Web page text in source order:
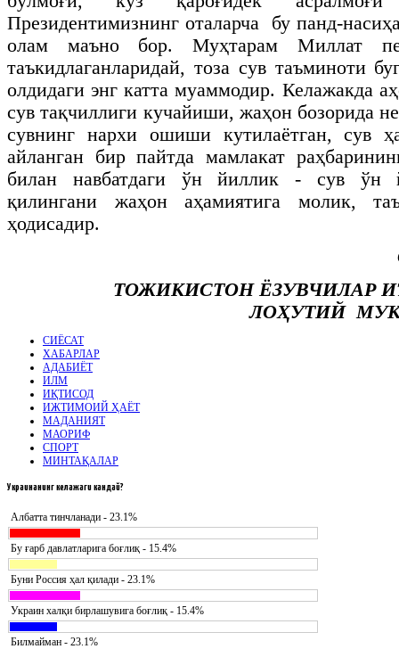
Президентимизнинг оталарча бу панд-
олам маъно бор. Муҳтарам Миллат
таъкидлаганларидай, тоза сув таъминоти
олдидаги энг катта муаммодир. Келажакда
сув тақчиллиги кучайиши, жаҳон бозорида
сувнинг нархи ошиши кутилаётган, сув
айланган бир пайтда мамлакат
билан навбатдаги ўн йиллик - сув ўн
қилингани жаҳон аҳамиятига молик,
ҳодисадир.
ТОЖИКИСТОН ЁЗУВЧИЛАР
ЛОҲУТИЙ
СИЁСАТ
ХАБАРЛАР
АДАБИЁТ
ИЛМ
ИҚТИСОД
ИЖТИМОИЙ ҲАЁТ
МАДАНИЯТ
МАОРИФ
СПОРТ
МИНТАҚАЛАР
Украинанингкелажаги кандай?
Албатта тинчланади - 23.1%
Бу ғарб давлатларига боғлиқ - 15.4%
Буни Россия ҳал қилади - 23.1%
Украин халқи бирлашувига боғлиқ - 15.4%
Билмайман - 23.1%